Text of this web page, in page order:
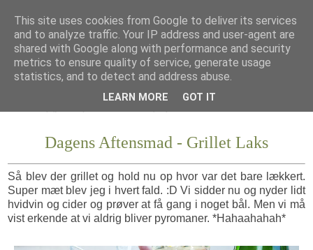
Dagens Aftensmad - Grillet Laks
Så blev der grillet og hold nu op hvor var det bare lækkert.
Super mæt blev jeg i hvert fald. :D Vi sidder nu og nyder lidt
hvidvin og cider og prøver at få gang i noget bål. Men vi må
vist erkende at vi aldrig bliver pyromaner. *Hahaahahah*
This site uses cookies from Google to deliver its services
and to analyze traffic. Your IP address and user-agent are
shared with Google along with performance and security
metrics to ensure quality of service, generate usage
statistics, and to detect and address abuse.
LEARN MORE GOT IT